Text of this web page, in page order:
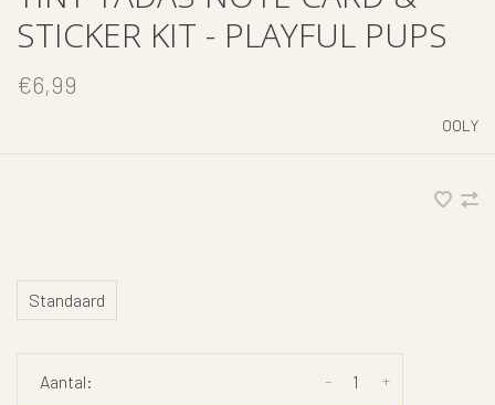
STICKER KIT - PLAYFUL PUPS
€6,99
OOLY
Standaard
Aantal: +
-